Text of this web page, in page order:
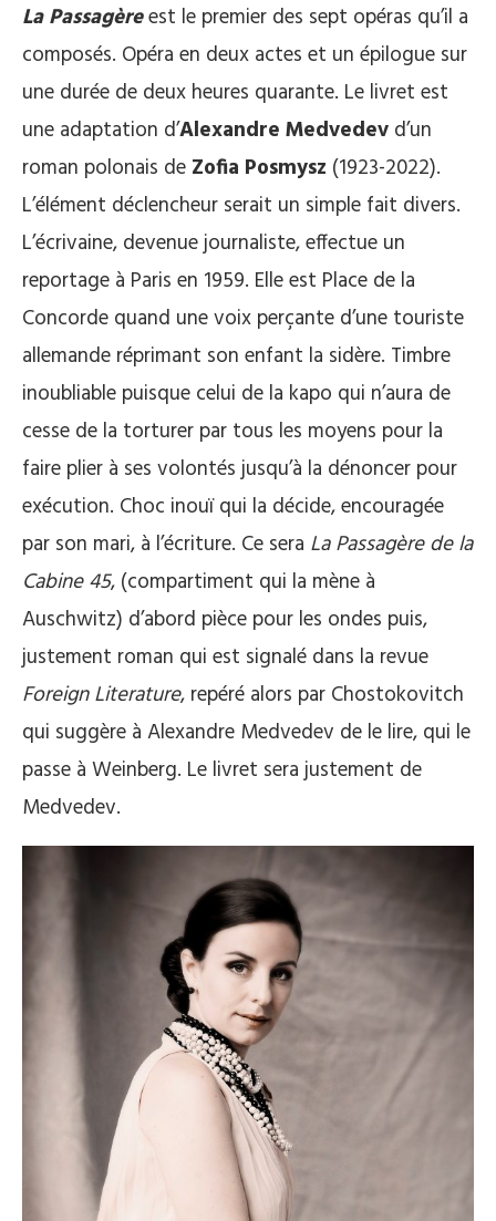
La Passagèreest le premier des sept opéras qu’il a
composés. Opéra en deux actes et un épilogue sur
une durée de deux heures quarante. Le livret est
une adaptation d’Alexandre Medvedev d’un
roman polonais de Zofia Posmysz (1923-2022).
L’élément déclencheur serait un simple fait divers.
L’écrivaine, devenue journaliste, effectue un
reportage à Paris en 1959. Elle est Place de la
Concorde quand une voix perçante d’une touriste
allemande réprimant son enfant la sidère. Timbre
inoubliable puisque celui de la kapo qui n’aura de
cesse de la torturer par tous les moyens pour la
faire plier à ses volontés jusqu’à la dénoncer pour
exécution. Choc inouï qui la décide, encouragée
par son mari, à l’écriture. Ce sera La Passagère de la
Cabine 45, (compartiment qui la mène à
Auschwitz) d’abord pièce pour les ondes puis,
justement roman qui est signalé dans la revue
Foreign Literature, repéré alors par Chostokovitch
qui suggère à Alexandre Medvedev de le lire, qui le
passe à Weinberg. Le livret sera justement de
Medvedev.